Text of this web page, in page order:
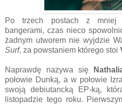
Po trzech postach z mniej
bangerami, czas nieco
żadnym utworem nie wyjdzie
Surf, za powstaniem którego stoi
Naprawdę nazywa się
połowie Dunką, a w połowie
swoją debiutancką EP-ką,
listopadzie tego roku.